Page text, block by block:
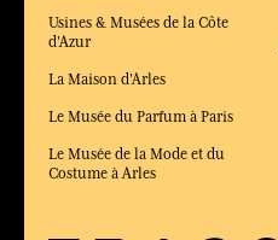
Usines & Musées de la Côte
d'Azur
La Maison d'Arles
Le Musée du Parfum à Paris
Le Musée de la Mode et du
Costume à Arles